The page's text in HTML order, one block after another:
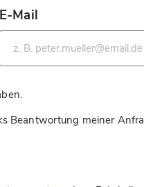
E-Mail
*
Beantwortung meiner